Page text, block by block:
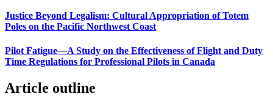
Justice Beyond Legalism: Cultural Appropriation of Totem
Poles on the Pacific Northwest Coast
Pilot Fatigue—A Study on the Effectiveness of Flight and Duty
Time Regulations for Professional Pilots in Canada
Article outline